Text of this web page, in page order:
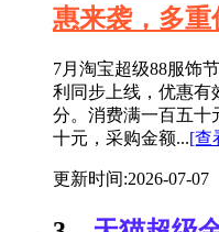
惠来袭，多
7月淘宝超级88服饰
利同步上线，优惠有
分。消费满一百五十
十元，采购金额...[查
更新时间:2026-07-07